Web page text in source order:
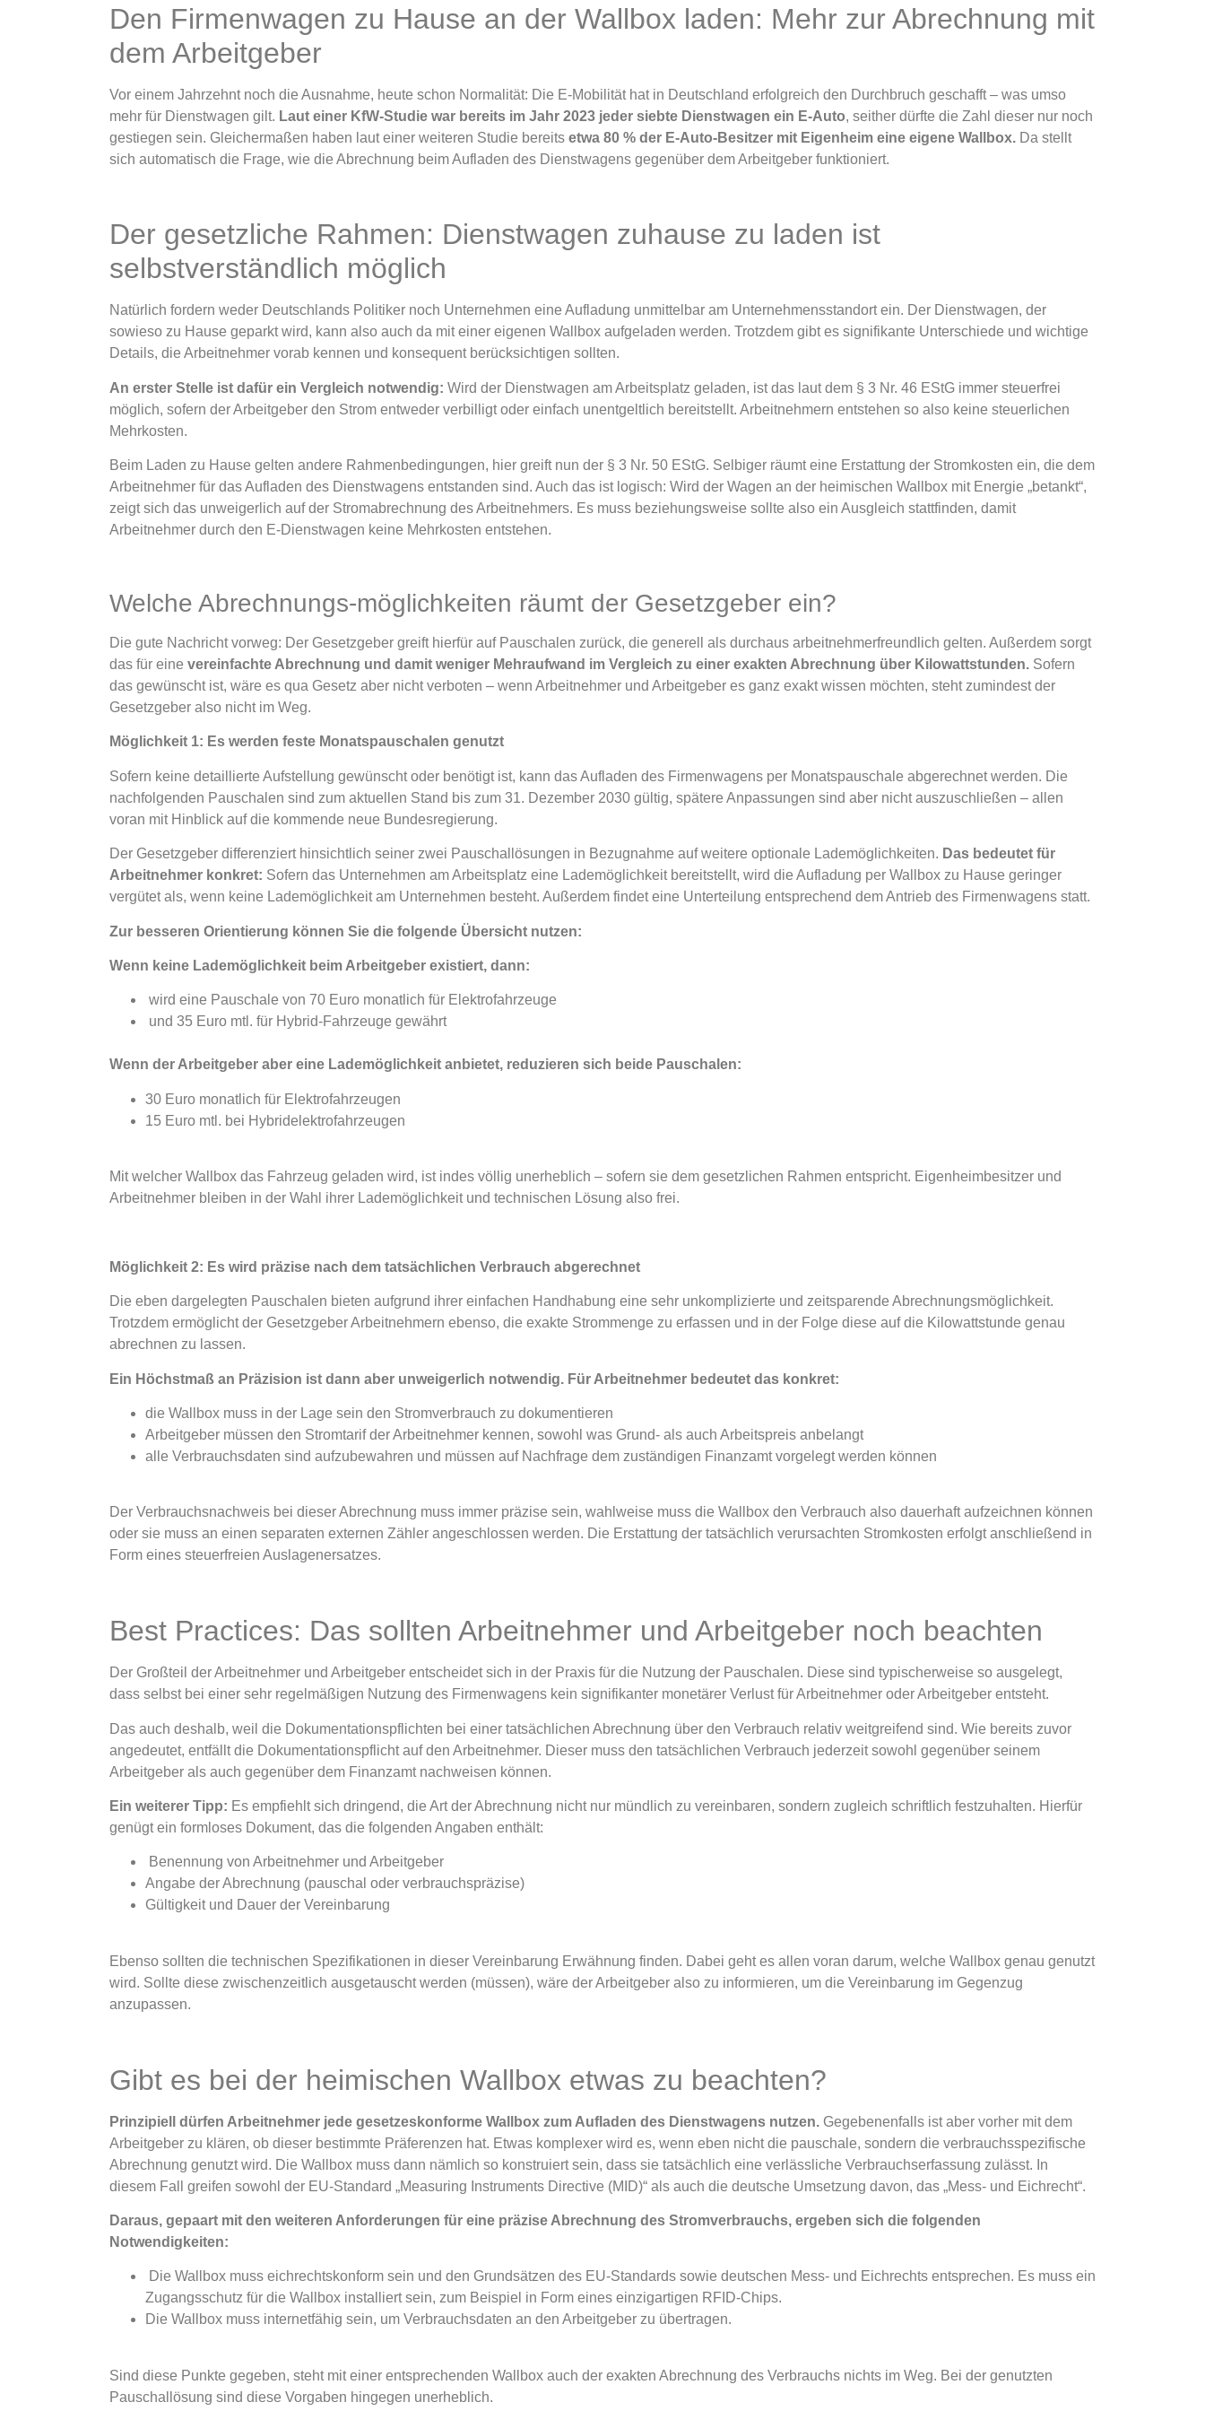
Den Firmenwagen zu Hause an der Wallbox laden: Mehr zur Abrechnung mit
dem Arbeitgeber
Vor einem Jahrzehnt noch die Ausnahme, heute schon Normalität: Die E-Mobilität hat in Deutschland erfolgreich den Durchbruch geschafft – was umso
mehr für Dienstwagen gilt. Laut einer KfW-Studie war bereits im Jahr 2023 jeder siebte Dienstwagen ein E-Auto, seither dürfte die Zahl dieser nur noch
gestiegen sein. Gleichermaßen haben laut einer weiteren Studie bereits etwa 80 % der E-Auto-Besitzer mit Eigenheim eine eigene Wallbox. Da stellt
sich automatisch die Frage, wie die Abrechnung beim Aufladen des Dienstwagens gegenüber dem Arbeitgeber funktioniert.
Der gesetzliche Rahmen: Dienstwagen zuhause zu laden ist
selbstverständlich möglich
Natürlich fordern weder Deutschlands Politiker noch Unternehmen eine Aufladung unmittelbar am Unternehmensstandort ein. Der Dienstwagen, der
sowieso zu Hause geparkt wird, kann also auch da mit einer eigenen Wallbox aufgeladen werden. Trotzdem gibt es signifikante Unterschiede und wichtige
Details, die Arbeitnehmer vorab kennen und konsequent berücksichtigen sollten.
An erster Stelle ist dafür ein Vergleich notwendig: Wird der Dienstwagen am Arbeitsplatz geladen, ist das laut dem § 3 Nr. 46 EStG immer steuerfrei
möglich, sofern der Arbeitgeber den Strom entweder verbilligt oder einfach unentgeltlich bereitstellt. Arbeitnehmern entstehen so also keine steuerlichen
Mehrkosten.
Beim Laden zu Hause gelten andere Rahmenbedingungen, hier greift nun der § 3 Nr. 50 EStG. Selbiger räumt eine Erstattung der Stromkosten ein, die dem
Arbeitnehmer für das Aufladen des Dienstwagens entstanden sind. Auch das ist logisch: Wird der Wagen an der heimischen Wallbox mit Energie „betankt“,
zeigt sich das unweigerlich auf der Stromabrechnung des Arbeitnehmers. Es muss beziehungsweise sollte also ein Ausgleich stattfinden, damit
Arbeitnehmer durch den E-Dienstwagen keine Mehrkosten entstehen.
Welche Abrechnungs-möglichkeiten räumt der Gesetzgeber ein?
Die gute Nachricht vorweg: Der Gesetzgeber greift hierfür auf Pauschalen zurück, die generell als durchaus arbeitnehmerfreundlich gelten. Außerdem sorgt
das für eine vereinfachte Abrechnung und damit weniger Mehraufwand im Vergleich zu einer exakten Abrechnung über Kilowattstunden. Sofern
das gewünscht ist, wäre es qua Gesetz aber nicht verboten – wenn Arbeitnehmer und Arbeitgeber es ganz exakt wissen möchten, steht zumindest der
Gesetzgeber also nicht im Weg.
Möglichkeit 1: Es werden feste Monatspauschalen genutzt
Sofern keine detaillierte Aufstellung gewünscht oder benötigt ist, kann das Aufladen des Firmenwagens per Monatspauschale abgerechnet werden. Die
nachfolgenden Pauschalen sind zum aktuellen Stand bis zum 31. Dezember 2030 gültig, spätere Anpassungen sind aber nicht auszuschließen – allen
voran mit Hinblick auf die kommende neue Bundesregierung.
Der Gesetzgeber differenziert hinsichtlich seiner zwei Pauschallösungen in Bezugnahme auf weitere optionale Lademöglichkeiten. Das bedeutet für
Arbeitnehmer konkret: Sofern das Unternehmen am Arbeitsplatz eine Lademöglichkeit bereitstellt, wird die Aufladung per Wallbox zu Hause geringer
vergütet als, wenn keine Lademöglichkeit am Unternehmen besteht. Außerdem findet eine Unterteilung entsprechend dem Antrieb des Firmenwagens statt.
Zur besseren Orientierung können Sie die folgende Übersicht nutzen:
Wenn keine Lademöglichkeit beim Arbeitgeber existiert, dann:
wird eine Pauschale von 70 Euro monatlich für Elektrofahrzeuge
und 35 Euro mtl. für Hybrid-Fahrzeuge gewährt
Wenn der Arbeitgeber aber eine Lademöglichkeit anbietet, reduzieren sich beide Pauschalen:
30 Euro monatlich für Elektrofahrzeugen
15 Euro mtl. bei Hybridelektrofahrzeugen
Mit welcher Wallbox das Fahrzeug geladen wird, ist indes völlig unerheblich – sofern sie dem gesetzlichen Rahmen entspricht. Eigenheimbesitzer und
Arbeitnehmer bleiben in der Wahl ihrer Lademöglichkeit und technischen Lösung also frei.
Möglichkeit 2: Es wird präzise nach dem tatsächlichen Verbrauch abgerechnet
Die eben dargelegten Pauschalen bieten aufgrund ihrer einfachen Handhabung eine sehr unkomplizierte und zeitsparende Abrechnungsmöglichkeit.
Trotzdem ermöglicht der Gesetzgeber Arbeitnehmern ebenso, die exakte Strommenge zu erfassen und in der Folge diese auf die Kilowattstunde genau
abrechnen zu lassen.
Ein Höchstmaß an Präzision ist dann aber unweigerlich notwendig. Für Arbeitnehmer bedeutet das konkret:
die Wallbox muss in der Lage sein den Stromverbrauch zu dokumentieren
Arbeitgeber müssen den Stromtarif der Arbeitnehmer kennen, sowohl was Grund- als auch Arbeitspreis anbelangt
alle Verbrauchsdaten sind aufzubewahren und müssen auf Nachfrage dem zuständigen Finanzamt vorgelegt werden können
Der Verbrauchsnachweis bei dieser Abrechnung muss immer präzise sein, wahlweise muss die Wallbox den Verbrauch also dauerhaft aufzeichnen können
oder sie muss an einen separaten externen Zähler angeschlossen werden. Die Erstattung der tatsächlich verursachten Stromkosten erfolgt anschließend in
Form eines steuerfreien Auslagenersatzes.
Best Practices: Das sollten Arbeitnehmer und Arbeitgeber noch beachten
Der Großteil der Arbeitnehmer und Arbeitgeber entscheidet sich in der Praxis für die Nutzung der Pauschalen. Diese sind typischerweise so ausgelegt,
dass selbst bei einer sehr regelmäßigen Nutzung des Firmenwagens kein signifikanter monetärer Verlust für Arbeitnehmer oder Arbeitgeber entsteht.
Das auch deshalb, weil die Dokumentationspflichten bei einer tatsächlichen Abrechnung über den Verbrauch relativ weitgreifend sind. Wie bereits zuvor
angedeutet, entfällt die Dokumentationspflicht auf den Arbeitnehmer. Dieser muss den tatsächlichen Verbrauch jederzeit sowohl gegenüber seinem
Arbeitgeber als auch gegenüber dem Finanzamt nachweisen können.
Ein weiterer Tipp: Es empfiehlt sich dringend, die Art der Abrechnung nicht nur mündlich zu vereinbaren, sondern zugleich schriftlich festzuhalten. Hierfür
genügt ein formloses Dokument, das die folgenden Angaben enthält:
Benennung von Arbeitnehmer und Arbeitgeber
Angabe der Abrechnung (pauschal oder verbrauchspräzise)
Gültigkeit und Dauer der Vereinbarung
Ebenso sollten die technischen Spezifikationen in dieser Vereinbarung Erwähnung finden. Dabei geht es allen voran darum, welche Wallbox genau genutzt
wird. Sollte diese zwischenzeitlich ausgetauscht werden (müssen), wäre der Arbeitgeber also zu informieren, um die Vereinbarung im Gegenzug
anzupassen.
Gibt es bei der heimischen Wallbox etwas zu beachten?
Prinzipiell dürfen Arbeitnehmer jede gesetzeskonforme Wallbox zum Aufladen des Dienstwagens nutzen. Gegebenenfalls ist aber vorher mit dem
Arbeitgeber zu klären, ob dieser bestimmte Präferenzen hat. Etwas komplexer wird es, wenn eben nicht die pauschale, sondern die verbrauchsspezifische
Abrechnung genutzt wird. Die Wallbox muss dann nämlich so konstruiert sein, dass sie tatsächlich eine verlässliche Verbrauchserfassung zulässt. In
diesem Fall greifen sowohl der EU-Standard „Measuring Instruments Directive (MID)“ als auch die deutsche Umsetzung davon, das „Mess- und Eichrecht“.
Daraus, gepaart mit den weiteren Anforderungen für eine präzise Abrechnung des Stromverbrauchs, ergeben sich die folgenden
Notwendigkeiten:
Die Wallbox muss eichrechtskonform sein und den Grundsätzen des EU-Standards sowie deutschen Mess- und Eichrechts entsprechen. Es muss ein
Zugangsschutz für die Wallbox installiert sein, zum Beispiel in Form eines einzigartigen RFID-Chips.
Die Wallbox muss internetfähig sein, um Verbrauchsdaten an den Arbeitgeber zu übertragen.
Sind diese Punkte gegeben, steht mit einer entsprechenden Wallbox auch der exakten Abrechnung des Verbrauchs nichts im Weg. Bei der genutzten
Pauschallösung sind diese Vorgaben hingegen unerheblich.